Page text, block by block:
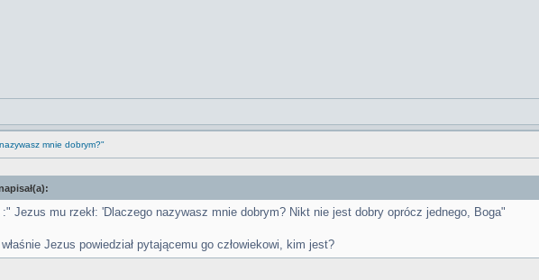
mnie dobrym?"
Jezus mu rzekł: 'Dlaczego nazywasz mnie dobrym? Nikt nie jest dobry oprócz jednego, Boga"
Jezus powiedział pytającemu go człowiekowi, kim jest?